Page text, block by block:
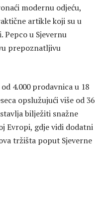
modernu odjeću,
artikle koji su u
u Sjevernu
prepoznatljivu
4.000 prodavnica u 18
opslužujući više od 36
bilježiti snažne
Evropi, gdje vidi dodatni
tržišta poput Sjeverne